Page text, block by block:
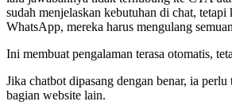
sudah menjelaskan kebutuhan di chat,
WhatsApp, mereka harus mengulang
Ini membuat pengalaman terasa otomatis,
Jika chatbot dipasang dengan benar, ia perlu
bagian website lain.